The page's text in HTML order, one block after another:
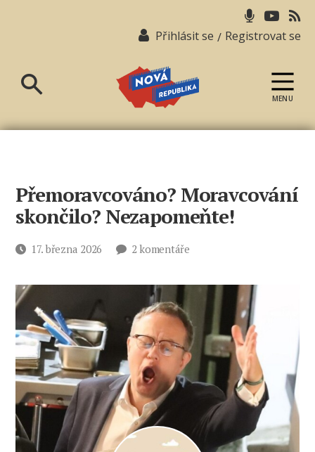
Přihlásit se / Registrovat se
republika
MENU
Přemoravcováno? Moravcování
skončilo? Nezapomeňte!
Datum17. března 2026 2 komentářeu
Přemoravcováno?
Moravcování
skončilo?
Nezapomeňte!